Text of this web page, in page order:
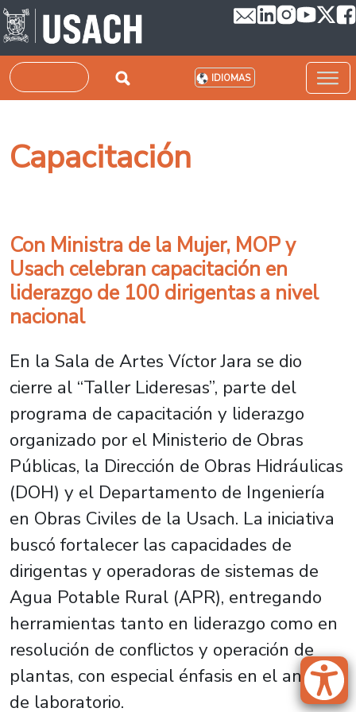
Pasar al contenido principal
Buscar IDIOMAS
Capacitación
Con Ministra de la Mujer, MOP y
Usach celebran capacitación en
liderazgo de 100 dirigentas a nivel
nacional
En la Sala de Artes Víctor Jara se dio
cierre al “Taller Lideresas”, parte del
programa de capacitación y liderazgo
organizado por el Ministerio de Obras
Públicas, la Dirección de Obras Hidráulicas
(DOH) y el Departamento de Ingeniería
en Obras Civiles de la Usach. La iniciativa
buscó fortalecer las capacidades de
dirigentas y operadoras de sistemas de
Agua Potable Rural (APR), entregando
herramientas tanto en liderazgo como en
resolución de conflictos y operación de
plantas, con especial énfasis en el análisis
de laboratorio.